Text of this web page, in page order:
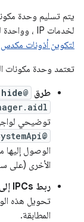
لخدمات IP ، وواحدة لتسجيل الدخول إلى البوابة المقيدة ، وواحدة
لتكوين أذونات مكدس
تعتمد وحدة مكونات
طرق @hide
توضيحي
@SystemApi
الوصول إليها
الأخرى (على
ربط IPCs إلى
المطابقة.